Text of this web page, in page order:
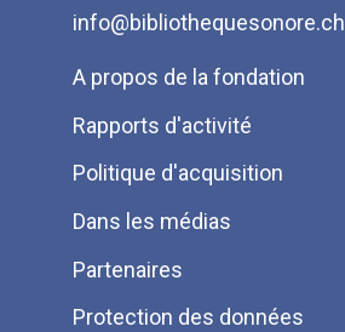
info@bibliothequesonore.ch
Menu
Pied
de
page
A propos de la fondation
Rapports d'activité
Politique d'acquisition
Dans les médias
Partenaires
Protection des données